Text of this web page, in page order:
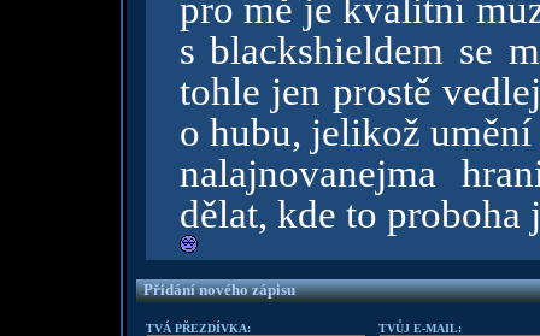
pro mě je kvalitní
s blackshieldem se
tohle jen prostě
o hubu, jelikož
nalajnovanejma
dělat, kde to proboha
Přidání nového zápisu
TVÁ PŘEZDÍVKA: TVŮJ E-MAIL: